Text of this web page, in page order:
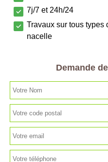
7j/7 et 24h/24
Travaux sur tous types
nacelle
Demande